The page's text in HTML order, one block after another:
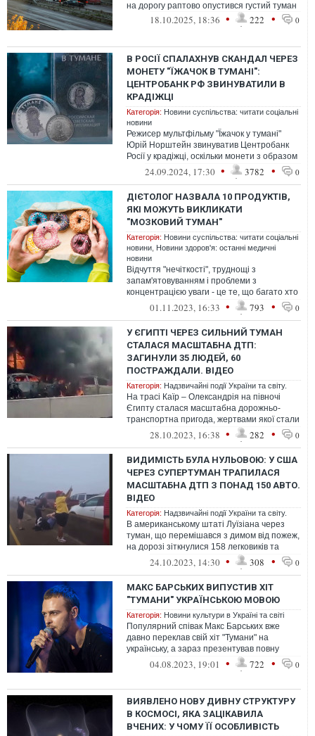
на дорогу раптово опустився густий туман
18.10.2025, 18:36 • 222 • 0
В РОСІЇ СПАЛАХНУВ СКАНДАЛ ЧЕРЕЗ
МОНЕТУ "ЇЖАЧОК В ТУМАНІ":
ЦЕНТРОБАНК РФ ЗВИНУВАТИЛИ В
КРАДІЖЦІ
Категорія: Новини суспільства: читати соціальні
новини
Режисер мультфільму "Їжачок у тумані"
Юрій Норштейн звинуватив Центробанк
Росії у крадіжці, оскільки монети з образом
їжачка випустили без його згоди.
24.09.2024, 17:30 • 3782 • 0
ДІЄТОЛОГ НАЗВАЛА 10 ПРОДУКТІВ,
ЯКІ МОЖУТЬ ВИКЛИКАТИ
"МОЗКОВИЙ ТУМАН"
Категорія: Новини суспільства: читати соціальні
новини Новини здоров'я: останні медичні
новини
Відчуття "нечіткості", труднощі з
запам'ятовуванням і проблеми з
концентрацією уваги - це те, що багато хто
називає "мозковим туманом".
01.11.2023, 16:33 • 793 • 0
У ЄГИПТІ ЧЕРЕЗ СИЛЬНИЙ ТУМАН
СТАЛАСЯ МАСШТАБНА ДТП:
ЗАГИНУЛИ 35 ЛЮДЕЙ, 60
ПОСТРАЖДАЛИ. ВІДЕО
Категорія: Надзвичайні події України та світу.
На трасі Каїр – Олександрія на півночі
Єгипту сталася масштабна дорожньо-
транспортна пригода, жертвами якої стали
десятки людей. Причиною трагічної ав...
28.10.2023, 16:38 • 282 • 0
ВИДИМІСТЬ БУЛА НУЛЬОВОЮ: У США
ЧЕРЕЗ СУПЕРТУМАН ТРАПИЛАСЯ
МАСШТАБНА ДТП З ПОНАД 150 АВТО.
ВІДЕО
Категорія: Надзвичайні події України та світу.
В американському штаті Луїзіана через
туман, що перемішався з димом від пожеж,
на дорозі зіткнулися 158 легковиків та
вантажівок. Більшість автомобілі...
24.10.2023, 14:30 • 308 • 0
МАКС БАРСЬКИХ ВИПУСТИВ ХІТ
"ТУМАНИ" УКРАЇНСЬКОЮ МОВОЮ
Категорія: Новини культури в Україні та світі
Популярний співак Макс Барських вже
давно переклав свій хіт "Тумани" на
українську, а зараз презентував повну
версію. До того ж цей трек увійде в його...
04.08.2023, 19:01 • 722 • 0
ВИЯВЛЕНО НОВУ ДИВНУ СТРУКТУРУ
В КОСМОСІ, ЯКА ЗАЦІКАВИЛА
ВЧЕНИХ: У ЧОМУ ЇЇ ОСОБЛИВІСТЬ